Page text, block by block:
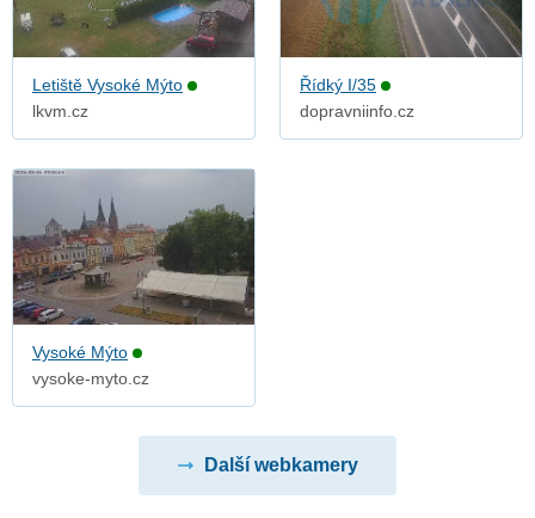
Letiště Vysoké Mýto
lkvm.cz
Řídký I/35
dopravniinfo.cz
Vysoké Mýto
vysoke-myto.cz
Další webkamery